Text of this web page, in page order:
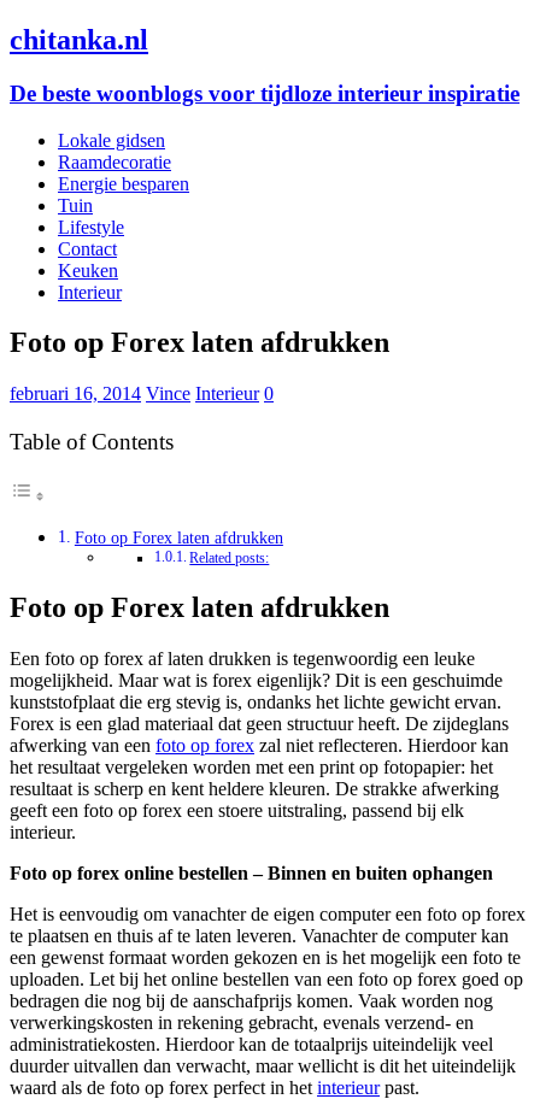
chitanka.nl
De beste woonblogs voor tijdloze interieur inspiratie
Lokale gidsen
Raamdecoratie
Energie besparen
Tuin
Lifestyle
Contact
Keuken
Interieur
Foto op Forex laten afdrukken
februari 16, 2014 Vince Interieur 0
Table of Contents
Foto op Forex laten afdrukken
Related posts:
Foto op Forex laten afdrukken
Een foto op forex af laten drukken is tegenwoordig een leuke
mogelijkheid. Maar wat is forex eigenlijk? Dit is een geschuimde
kunststofplaat die erg stevig is, ondanks het lichte gewicht ervan.
Forex is een glad materiaal dat geen structuur heeft. De zijdeglans
afwerking van een foto op forex zal niet reflecteren. Hierdoor kan
het resultaat vergeleken worden met een print op fotopapier: het
resultaat is scherp en kent heldere kleuren. De strakke afwerking
geeft een foto op forex een stoere uitstraling, passend bij elk
interieur.
Foto op forex online bestellen – Binnen en buiten ophangen
Het is eenvoudig om vanachter de eigen computer een foto op forex
te plaatsen en thuis af te laten leveren. Vanachter de computer kan
een gewenst formaat worden gekozen en is het mogelijk een foto te
uploaden. Let bij het online bestellen van een foto op forex goed op
bedragen die nog bij de aanschafprijs komen. Vaak worden nog
verwerkingskosten in rekening gebracht, evenals verzend- en
administratiekosten. Hierdoor kan de totaalprijs uiteindelijk veel
duurder uitvallen dan verwacht, maar wellicht is dit het uiteindelijk
waard als de foto op forex perfect in het interieurpast.